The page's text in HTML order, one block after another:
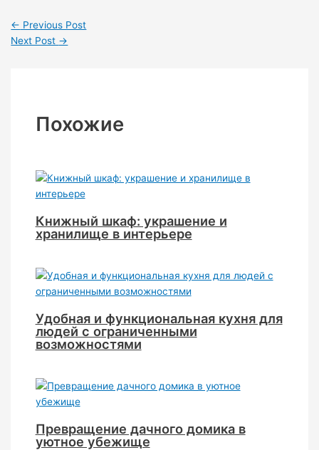
← Previous Post
Next Post →
Похожие
Книжный шкаф: украшение и
хранилище в интерьере
Удобная и функциональная кухня для
людей с ограниченными
возможностями
Превращение дачного домика в
уютное убежище